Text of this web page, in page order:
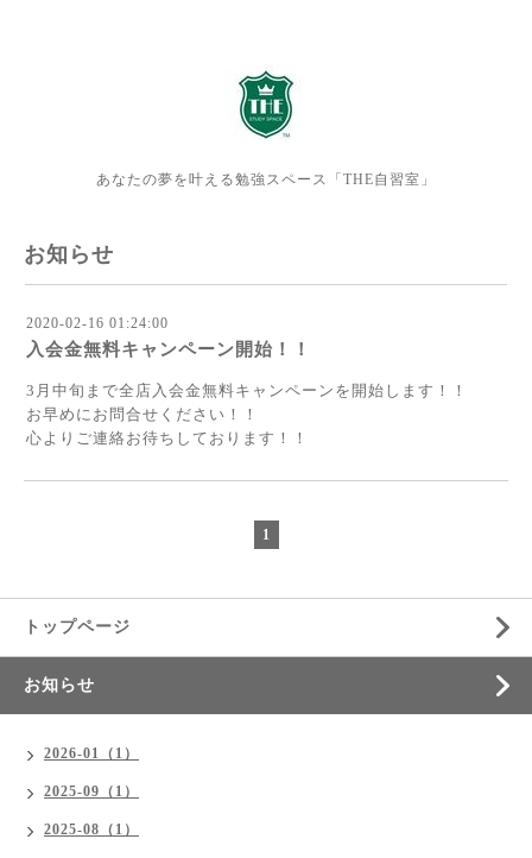
あなたの夢を叶える勉強スペース「THE自習室」
お知らせ
2020-02-16 01:24:00
入会金無料キャンペーン開始！！
3月中旬まで全店入会金無料キャンペーンを開始します！！
お早めにお問合せください！！
心よりご連絡お待ちしております！！
1
トップページ
お知らせ
2026-01（1）
2025-09（1）
2025-08（1）